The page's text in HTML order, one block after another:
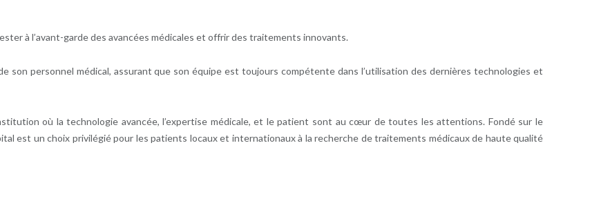
à l’avant-garde des avancées médicales et offrir des traitements innovants.
son personnel médical, assurant que son équipe est toujours compétente dans l’utilisation des dernières technologies et
où la technologie avancée, l’expertise médicale, et le patient sont au cœur de toutes les attentions. Fondé sur le
est un choix privilégié pour les patients locaux et internationaux à la recherche de traitements médicaux de haute qualité